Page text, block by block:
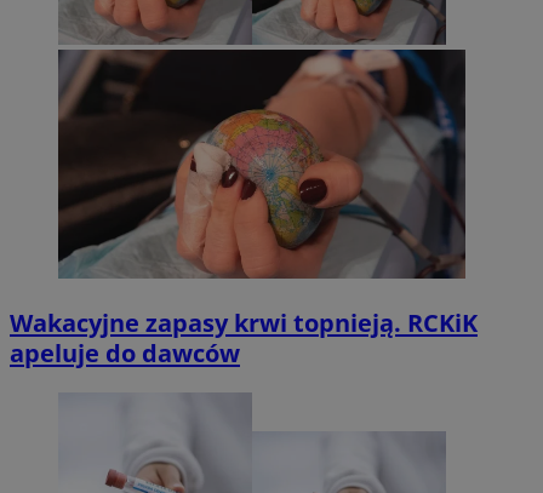
Wakacyjne zapasy krwi topnieją. RCKiK
apeluje do dawców